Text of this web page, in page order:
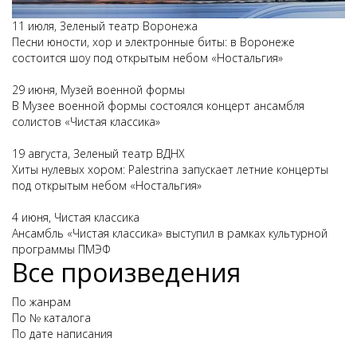
11 июля, Зеленый театр Воронежа
Песни юности, хор и электронные биты: в Воронеже
состоится шоу под открытым небом «Ностальгия»
29 июня, Музей военной формы
В Музее военной формы состоялся концерт ансамбля
солистов «Чистая классика»
19 августа, Зеленый театр ВДНХ
Хиты нулевых хором: Palestrina запускает летние концерты
под открытым небом «Ностальгия»
4 июня, Чистая классика
Ансамбль «Чистая классика» выступил в рамках культурной
программы ПМЭФ
Все произведения
По жанрам
По № каталога
По дате написания